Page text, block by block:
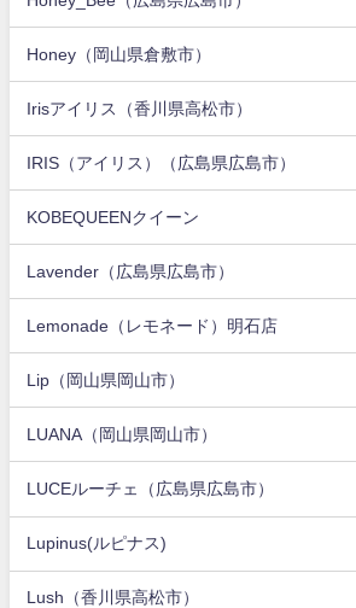
Honey（岡山県倉敷市）
Irisアイリス（香川県高松市）
IRIS（アイリス）（広島県広島市）
KOBEQUEENクイーン
Lavender（広島県広島市）
Lemonade（レモネード）明石店
Lip（岡山県岡山市）
LUANA（岡山県岡山市）
LUCEルーチェ（広島県広島市）
Lupinus(ルピナス)
Lush（香川県高松市）